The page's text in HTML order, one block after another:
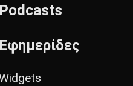
Podcasts
Εφημερίδες